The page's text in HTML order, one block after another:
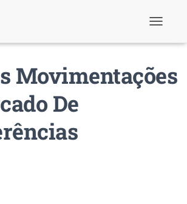
e
Movimentações
De